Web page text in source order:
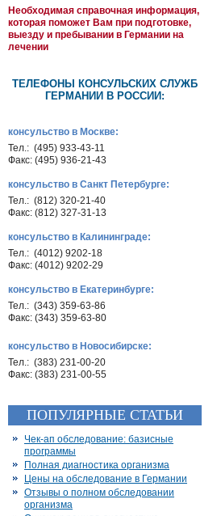
Необходимая справочная информация,
которая поможет Вам при подготовке,
выезду и пребывании в Германии на
лечении
ТЕЛЕФОНЫ КОНСУЛЬСКИХ СЛУЖБ
ГЕРМАНИИ В РОССИИ:
консульство в Москве:
Тел.: (495) 933-43-11
Факс: (495) 936-21-43
консульство в Санкт Петербурге:
Тел.: (812) 320-21-40
Факс: (812) 327-31-13
консульство в Калининграде:
Тел.: (4012) 9202-18
Факс: (4012) 9202-29
консульство в Екатеринбурге:
Тел.: (343) 359-63-86
Факс: (343) 359-63-80
консульство в Новосибирске:
Тел.: (383) 231-00-20
Факс: (383) 231-00-55
ПОПУЛЯРНЫЕ СТАТЬИ
Чек-ап обследование: базисные
программы
Полная диагностика организма
Цены на обследование в Германии
Отзывы о полном обследовании
организма